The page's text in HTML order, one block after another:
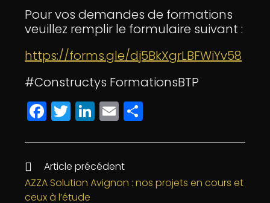
Pour vos demandes de formations
veuillez remplir le formulaire suivant :
https://forms.gle/dj5BkXgrLBFWiYv58
#Constructys FormationsBTP
F
a
c
e
b
T
w
itt
e
r
Li
n
k
e
dI
E
m
ai
l
rt
g
Article précédent
AZZA Solution Avignon : nos projets en cours et
ceux à l’étude